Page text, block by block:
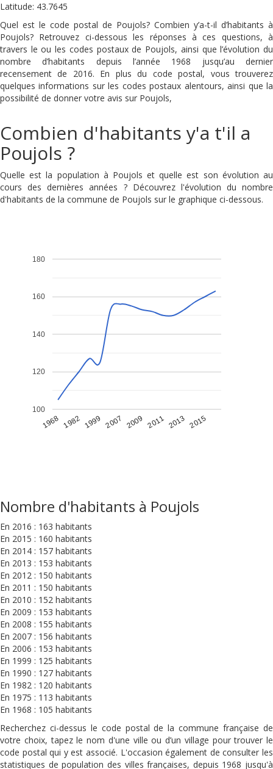
Latitude: 43.7645
Quel est le code postal de Poujols? Combien y’a-t-il d’habitants à
Poujols? Retrouvez ci-dessous les réponses à ces questions, à
travers le ou les codes postaux de Poujols, ainsi que l’évolution du
nombre d’habitants depuis l’année 1968 jusqu’au dernier
recensement de 2016. En plus du code postal, vous trouverez
quelques informations sur les codes postaux alentours, ainsi que la
possibilité de donner votre avis sur Poujols,
Combien d'habitants y'a t'il a
Poujols ?
Quelle est la population à Poujols et quelle est son évolution au
cours des dernières années ? Découvrez l'évolution du nombre
d'habitants de la commune de Poujols sur le graphique ci-dessous.
1968 1982 1999 2007 2009 2011 2013 2015
100
120
140
160
180
Nombre d'habitants à Poujols
En 2016 : 163 habitants
En 2015 : 160 habitants
En 2014 : 157 habitants
En 2013 : 153 habitants
En 2012 : 150 habitants
En 2011 : 150 habitants
En 2010 : 152 habitants
En 2009 : 153 habitants
En 2008 : 155 habitants
En 2007 : 156 habitants
En 2006 : 153 habitants
En 1999 : 125 habitants
En 1990 : 127 habitants
En 1982 : 120 habitants
En 1975 : 113 habitants
En 1968 : 105 habitants
Recherchez ci-dessus le code postal de la commune française de
votre choix, tapez le nom d'une ville ou d’un village pour trouver le
code postal qui y est associé. L'occasion également de consulter les
statistiques de population des villes françaises, depuis 1968 jusqu'à